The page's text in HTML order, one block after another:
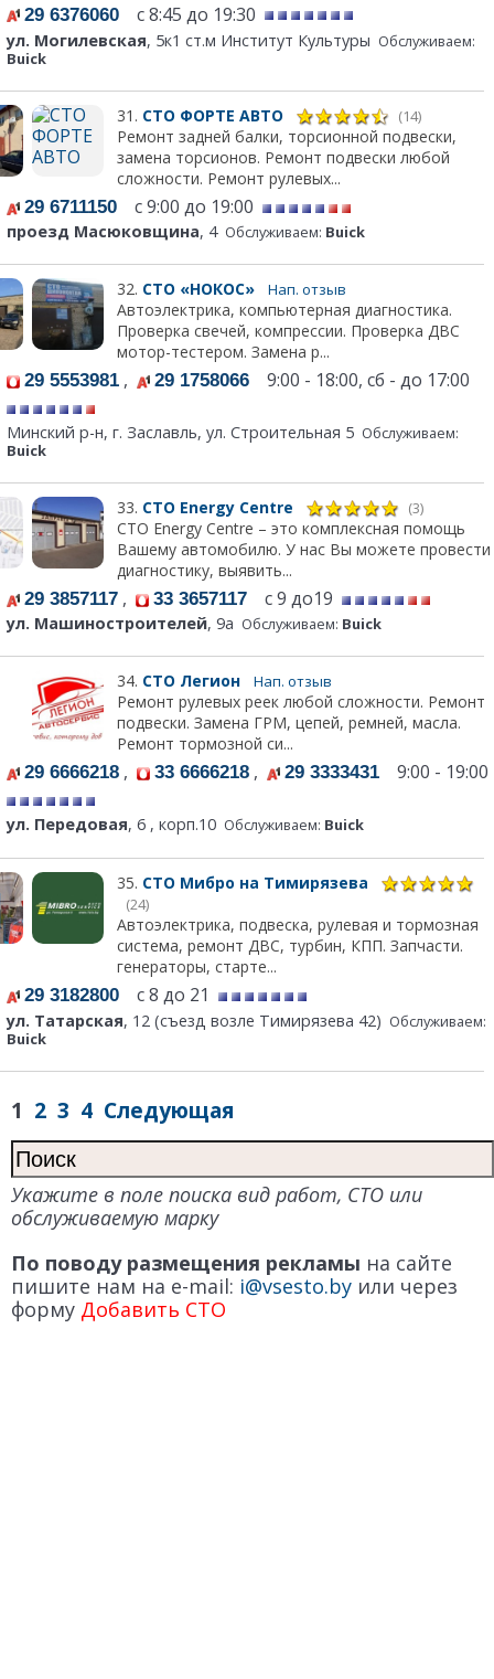
29 6376060 с 8:45 до 19:30
ул. Могилевская, 5к1 ст.м Институт Культуры Обслуживаем:
Buick
31. СТО ФОРТЕ АВТО (14)
Ремонт задней балки, торсионной подвески,
замена торсионов. Ремонт подвески любой
сложности. Ремонт рулевых...
29 6711150 с 9:00 до 19:00
проезд Масюковщина, 4 Обслуживаем: Buick
32. СТО «НОКОС» Нап. отзыв
Автоэлектрика, компьютерная диагностика.
Проверка свечей, компрессии. Проверка ДВС
мотор-тестером. Замена р...
29 5553981 , 29 1758066 9:00 - 18:00, сб - до 17:00
Минский р-н, г. Заславль, ул. Строительная 5 Обслуживаем:
Buick
33. СТО Energy Centre (3)
СТО Energy Centre – это комплексная помощь
Вашему автомобилю. У нас Вы можете провести
диагностику, выявить...
29 3857117 , 33 3657117 с 9 до19
ул. Машиностроителей, 9а Обслуживаем: Buick
34. СТО Легион Нап. отзыв
Ремонт рулевых реек любой сложности. Ремонт
подвески. Замена ГРМ, цепей, ремней, масла.
Ремонт тормозной си...
29 6666218 , 33 6666218 , 29 3333431 9:00 - 19:00
ул. Передовая, 6 , корп.10 Обслуживаем: Buick
35. СТО Мибро на Тимирязева
(24)
Автоэлектрика, подвеска, рулевая и тормозная
система, ремонт ДВС, турбин, КПП. Запчасти.
генераторы, старте...
29 3182800 с 8 до 21
ул. Татарская, 12 (съезд возле Тимирязева 42) Обслуживаем:
Buick
1 2 3 4 Следующая
Укажите в поле поиска вид работ, СТО или
обслуживаемую марку
По поводу размещения рекламы на сайте
пишите нам на e-mail: i@vsesto.by или через
форму Добавить СТО